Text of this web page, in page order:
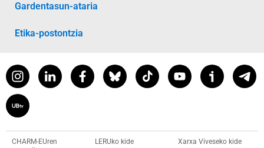
Gardentasun-ataria
Etika-postontzia
CHARM-EUren
LERUko kide Xarxa Viveseko kide